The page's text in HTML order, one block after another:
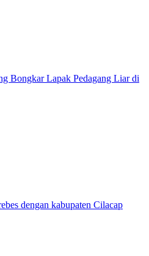
Bongkar Lapak Pedagang Liar di
dengan kabupaten Cilacap